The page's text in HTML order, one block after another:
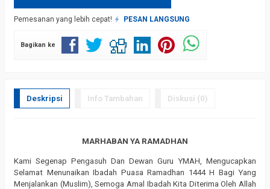
Pemesanan yang lebih cepat! PESAN LANGSUNG
Bagikan ke
Deskripsi Info Tambahan Diskusi (0)
MARHABAN YA RAMADHAN
Kami Segenap Pengasuh Dan Dewan Guru YMAH, Mengucapkan
Selamat Menunaikan Ibadah Puasa Ramadhan 1444 H Bagi Yang
Menjalankan (Muslim), Semoga Amal Ibadah Kita Diterima Oleh Allah